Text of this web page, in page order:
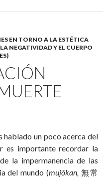
EN TORNO A LA ESTÉTICA
NEGATIVIDAD Y EL CUERPO
hablado un poco acerca del
es importante recordar la
la impermanencia de las
del mundo (mujôkan,無常